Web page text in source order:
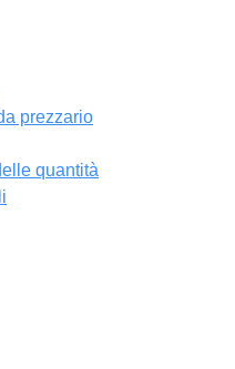
prezzario
quantità